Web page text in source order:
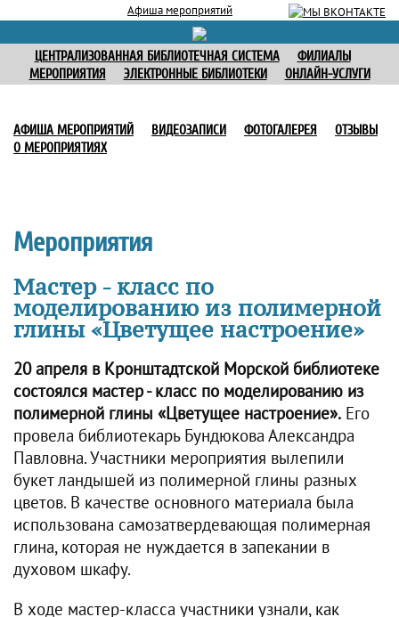
Афиша мероприятий
ЦЕНТРАЛИЗОВАННАЯ БИБЛИОТЕЧНАЯ СИСТЕМА
ФИЛИАЛЫ
МЕРОПРИЯТИЯ
ЭЛЕКТРОННЫЕ БИБЛИОТЕКИ ОНЛАЙН-УСЛУГИ
АФИША МЕРОПРИЯТИЙ ВИДЕОЗАПИСИ ФОТОГАЛЕРЕЯ
ОТЗЫВЫ
О МЕРОПРИЯТИЯХ
Мероприятия
Мастер - класс по
моделированию из полимерной
глины «Цветущее настроение»
20 апреля в Кронштадтской Морской библиотеке
состоялся мастер - класс по моделированию из
полимерной глины «Цветущее настроение». Его
провела библиотекарь Бундюкова Александра
Павловна. Участники мероприятия вылепили
букет ландышей из полимерной глины разных
цветов. В качестве основного материала была
использована самозатвердевающая полимерная
глина, которая не нуждается в запекании в
духовом шкафу.
В ходе мастер-класса участники узнали, как